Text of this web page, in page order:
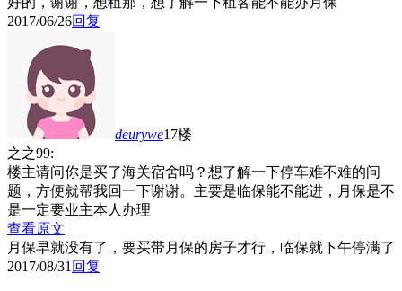
2017/06/26回复
deurywe17楼
之之99:
楼主请问你是买了海关宿舍吗？想了解一下停车难不难的问
题，方便就帮我回一下谢谢。主要是临保能不能进，月保是不
是一定要业主本人办理
查看原文
月保早就没有了，要买带月保的房子才行，临保就下午停满了
2017/08/31回复